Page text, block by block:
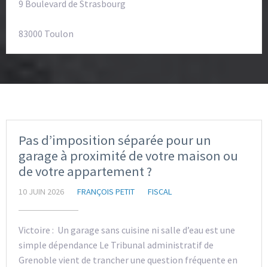
9 Boulevard de Strasbourg
83000 Toulon
Pas d’imposition séparée pour un
garage à proximité de votre maison ou
de votre appartement ?
10 JUIN 2026 FRANÇOIS PETIT FISCAL
Victoire : Un garage sans cuisine ni salle d’eau est une
simple dépendance Le Tribunal administratif de
Grenoble vient de trancher une question fréquente en